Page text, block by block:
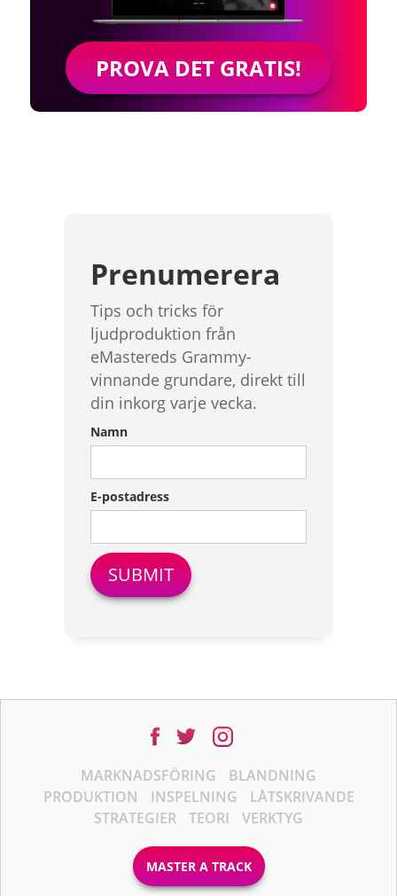
PROVA DET GRATIS!
Prenumerera
Tips och tricks för
ljudproduktion från
eMastereds Grammy-
vinnande grundare, direkt till
din inkorg varje vecka.
Namn
E-postadress
MARKNADSFÖRING
BLANDNING
PRODUKTION
INSPELNING
LÅTSKRIVANDE
STRATEGIER
TEORI VERKTYG
MASTER A TRACK